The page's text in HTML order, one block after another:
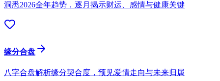
洞悉2026全年趋势，逐月揭示财运、感情与健康关键
缘分合盘
八字合盘解析缘分契合度，预见爱情走向与未来归属